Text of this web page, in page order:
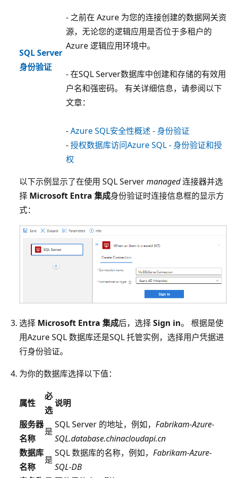
SQL Server
身份验证
- 之前在 Azure 为您的连接创建的数据网关资
源，无论您的逻辑应用是否位于多租户的
Azure 逻辑应用环境中。
- 在SQL Server数据库中创建和存储的有效用
户名和强密码。 有关详细信息，请参阅以下
文章：
-Azure SQL安全性概述 - 身份验证
-授权数据库访问Azure SQL - 身份验证和授
权
以下示例显示了在使用 SQL Servermanaged连接器并选
择 Microsoft Entra 集成身份验证时连接信息框的显示方
式：
选择 Microsoft Entra 集成后，选择Sign in。 根据是使
用Azure SQL 数据库还是SQL 托管实例，选择用户凭据进
行身份验证。
为你的数据库选择以下值：
属性
必
选
说明
服务器
名称
是
SQL Server 的地址，例如， Fabrikam-Azure-
SQL.database.chinacloudapi.cn
数据库
名称
是
SQL 数据库的名称，例如， Fabrikam-Azure-
SQL-DB